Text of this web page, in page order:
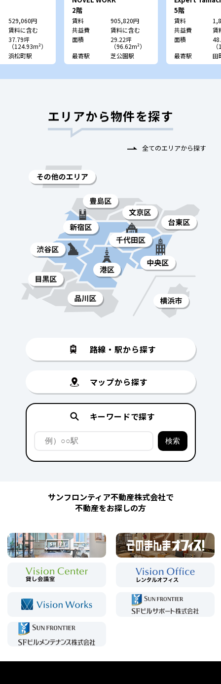
529,060円
賃料に含む
37.79坪
（124.93m²）
浜松町駅
Shibakoen
2階
賃料
905,820円
共益費
賃料に含む
面積
29.22坪
（96.62m²）
最寄駅
芝公園駅
5階
賃料
共益費
賃
面積
最寄駅
田
エリアから物件を探す
全てのエリアから探す
路線・駅から探す
マップから探す
キーワードで探す
サンフロンティア不動産株式会社で
不動産をお探しの方